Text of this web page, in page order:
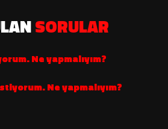
SORULAR
Ne yapmalıyım?
Ne yapmalıyım?